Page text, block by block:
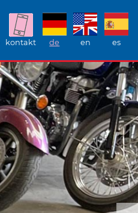
kontakt de en es